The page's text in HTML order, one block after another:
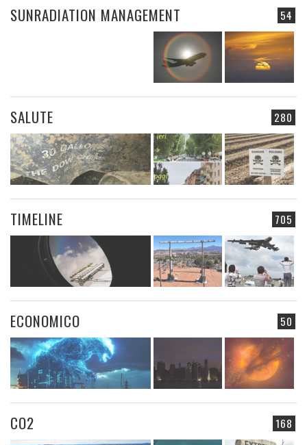
54
SUNRADIATION MANAGEMENT
280
SALUTE
705
TIMELINE
50
ECONOMICO
168
CO2